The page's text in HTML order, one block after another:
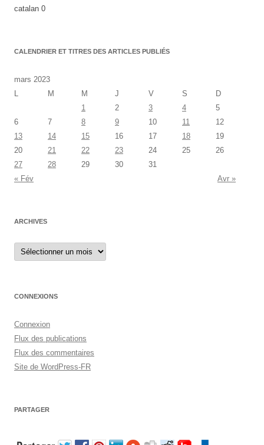
catalan 0
CALENDRIER ET TITRES DES ARTICLES PUBLIÉS
mars 2023
L
M M J V S
D
1
2 3 4
5
6
7 8 9 10 11
12
13
14 15 16 17 18
19
20
21 22 23 24 25
26
27
28 29 30
31
« Fév
Avr »
ARCHIVES
Archives
CONNEXIONS
Connexion
Flux des publications
Flux des commentaires
Site de WordPress-FR
PARTAGER